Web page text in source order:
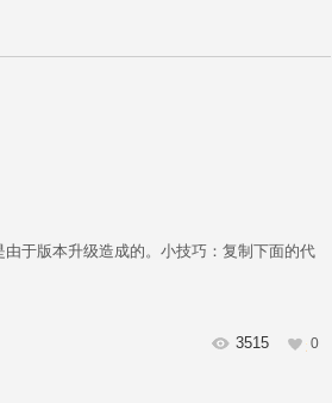
于版本升级造成的。小技巧：复制下面的代
0
3515